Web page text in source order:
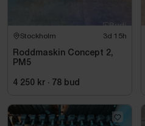
Stockholm 3d 15h
Roddmaskin Concept 2,
PM5
4 250 kr · 78 bud